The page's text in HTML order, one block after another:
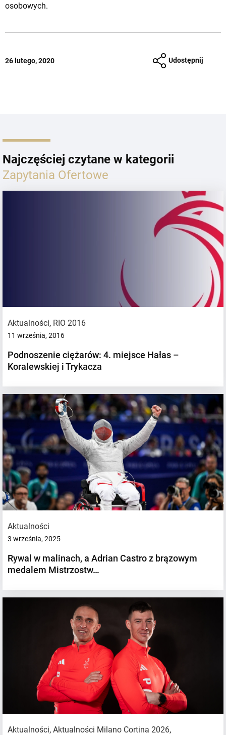
osobowych.
26 lutego, 2020 Udostępnij
Najczęściej czytane w kategorii
Zapytania Ofertowe
Aktualności, RIO 2016
11 września, 2016
Podnoszenie ciężarów: 4. miejsce Hałas –
Koralewskiej i Trykacza
Aktualności
3 września, 2025
Rywal w malinach, a Adrian Castro z brązowym
medalem Mistrzostw…
Aktualności, Aktualności Milano Cortina 2026,